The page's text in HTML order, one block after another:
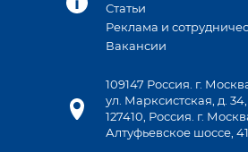
Статьи
Реклама и
Вакансии
109147 Россия. г.
ул. Марксистская, д. 34,
127410, Россия. г.
Алтуфьевское шоссе, 41